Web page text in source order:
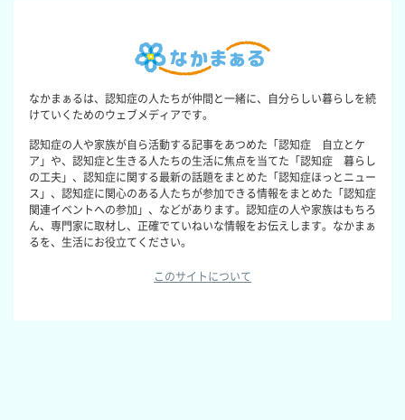
なかまぁるは、認知症の人たちが仲間と一緒に、自分らしい暮らしを続
けていくためのウェブメディアです。
認知症の人や家族が自ら活動する記事をあつめた「認知症 自立とケ
ア」や、認知症と生きる人たちの生活に焦点を当てた「認知症 暮らし
の工夫」、認知症に関する最新の話題をまとめた「認知症ほっとニュー
ス」、認知症に関心のある人たちが参加できる情報をまとめた「認知症
関連イベントへの参加」、などがあります。認知症の人や家族はもちろ
ん、専門家に取材し、正確でていねいな情報をお伝えします。なかまぁ
るを、生活にお役立てください。
このサイトについて